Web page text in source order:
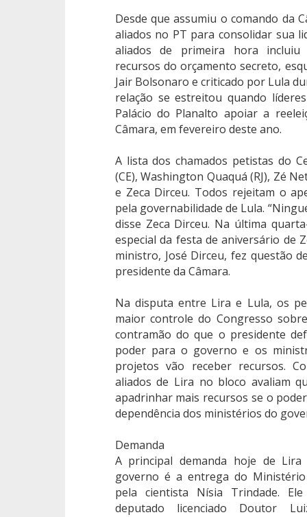
Desde que assumiu o comando da
aliados no PT para consolidar sua
aliados de primeira hora incluiu
recursos do orçamento secreto,
Jair Bolsonaro e criticado por Lula
relação se estreitou quando
Palácio do Planalto apoiar a
Câmara, em fevereiro deste ano.
A lista dos chamados petistas do
(CE), Washington Quaquá (RJ), Zé
e Zeca Dirceu. Todos rejeitam o
pela governabilidade de Lula.
disse Zeca Dirceu. Na última
especial da festa de aniversário de
ministro, José Dirceu, fez questão
presidente da Câmara.
Na disputa entre Lira e Lula, os
maior controle do Congresso
contramão do que o presidente
poder para o governo e os
projetos vão receber recursos.
aliados de Lira no bloco avaliam
apadrinhar mais recursos se o
dependência dos ministérios do
Demanda
A principal demanda hoje de
governo é a entrega do Ministério
pela cientista Nísia Trindade.
deputado licenciado Doutor